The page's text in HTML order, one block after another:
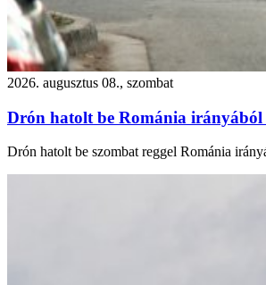
2026. augusztus 08., szombat
Drón hatolt be Románia
Drón hatolt be szombat reggel Románia